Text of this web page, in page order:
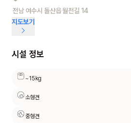
전남 여수시 돌산읍 월전길 14
지도보기
시설 정보
~15kg
소형견
중형견